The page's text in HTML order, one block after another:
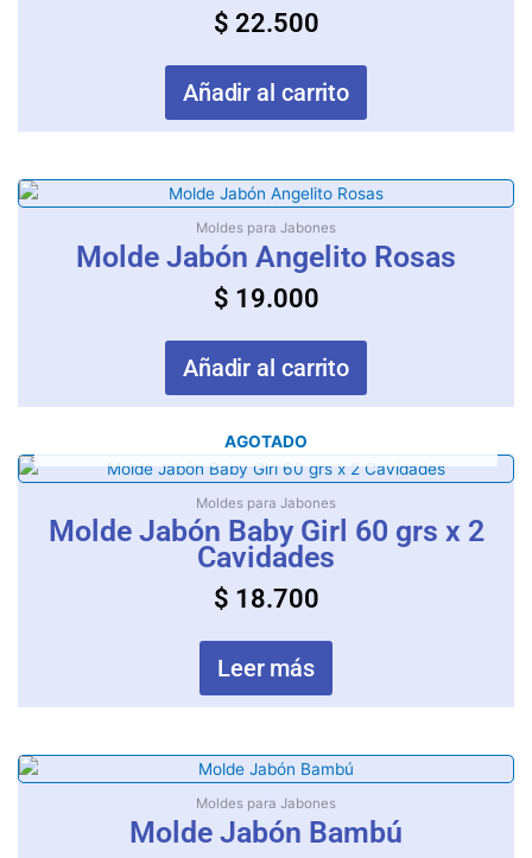
$ 22.500
Añadir al carrito
Moldes para Jabones
Molde Jabón Angelito Rosas
$ 19.000
Añadir al carrito
AGOTADO
Moldes para Jabones
Molde Jabón Baby Girl 60 grs x 2
Cavidades
$ 18.700
Leer más
Moldes para Jabones
Molde Jabón Bambú